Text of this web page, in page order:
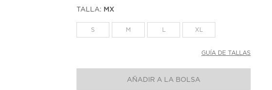
misma
TALLA: MX
S M XL
GUÍA DE TALLAS
AÑADIR A LA BOLSA